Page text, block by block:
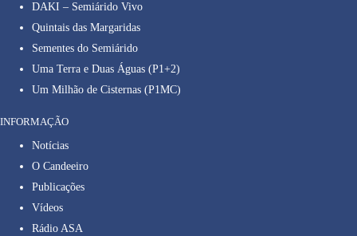
DAKI – Semiárido Vivo
Quintais das Margaridas
Sementes do Semiárido
Uma Terra e Duas Águas (P1+2)
Um Milhão de Cisternas (P1MC)
INFORMAÇÃO
Notícias
O Candeeiro
Publicações
Vídeos
Rádio ASA